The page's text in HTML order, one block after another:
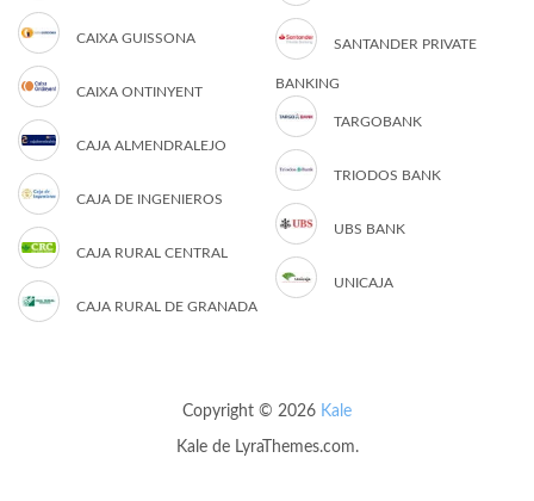
CAIXA GUISSONA
CAIXA ONTINYENT
CAJA ALMENDRALEJO
CAJA DE INGENIEROS
CAJA RURAL CENTRAL
CAJA RURAL DE GRANADA
SANTANDER PRIVATE
BANKING
TARGOBANK
TRIODOS BANK
UBS BANK
UNICAJA
Copyright © 2026 Kale
Kalede LyraThemes.com.